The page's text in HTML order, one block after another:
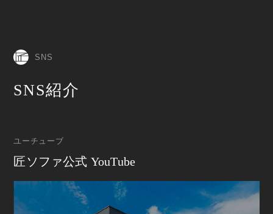
SNS
SNS紹介
ユーチューブ
匠ソファ公式 YouTube